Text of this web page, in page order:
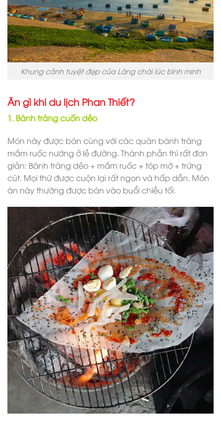
Khung cảnh tuyệt đẹp của Làng chài lúc bình minh
Ăn gì khi du lịch Phan Thiết?
1. Bánh tráng cuốn dẻo
Món này được bán cùng với các quán bánh tráng
mắm ruốc nướng ở lề đường. Thành phần thì rất đơn
giản: Bánh tráng dẻo + mắm ruốc + tóp mỡ + trứng
cút. Mọi thứ được cuộn lại rất ngon và hấp dẫn. Món
ăn này thường được bán vào buổi chiều tối.